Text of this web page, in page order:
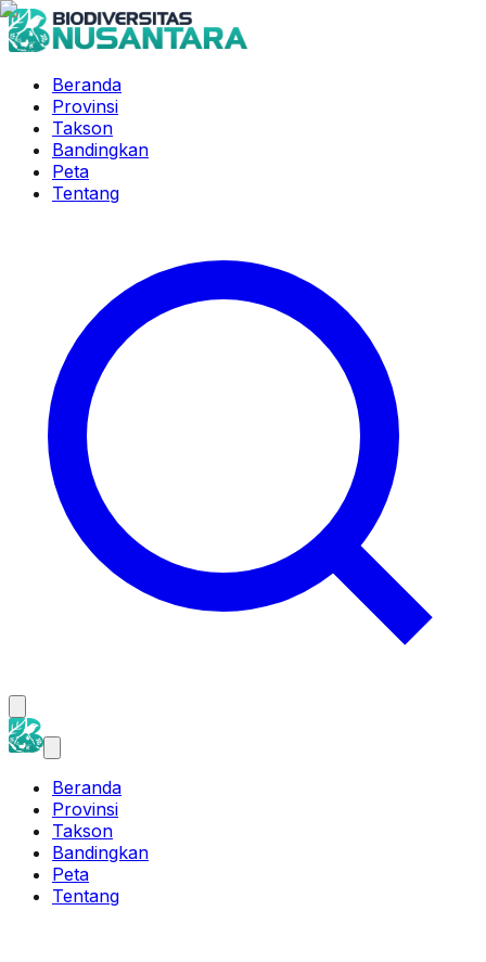
Beranda
Provinsi
Takson
Bandingkan
Peta
Tentang
Beranda
Provinsi
Takson
Bandingkan
Peta
Tentang